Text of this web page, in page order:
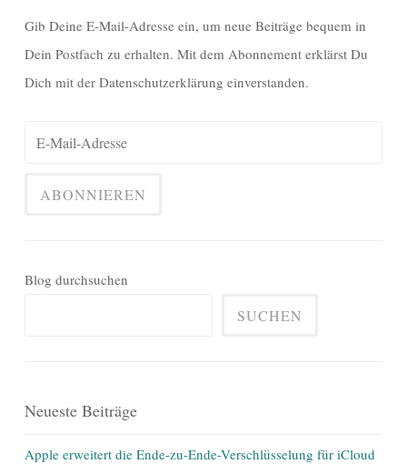
Gib Deine E-Mail-Adresse ein, um neue Beiträge bequem in
Dein Postfach zu erhalten. Mit dem Abonnement erklärst Du
Dich mit der Datenschutzerklärung einverstanden.
Blog durchsuchen
SUCHEN
Neueste Beiträge
Apple erweitert die Ende-zu-Ende-Verschlüsselung für iCloud